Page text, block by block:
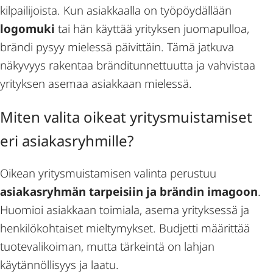
kilpailijoista. Kun asiakkaalla on työpöydällään
logomuki tai hän käyttää yrityksen juomapulloa,
brändi pysyy mielessä päivittäin. Tämä jatkuva
näkyvyys rakentaa bränditunnettuutta ja vahvistaa
yrityksen asemaa asiakkaan mielessä.
Miten valita oikeat yritysmuistamiset
eri asiakasryhmille?
Oikean yritysmuistamisen valinta perustuu
asiakasryhmän tarpeisiin ja brändin imagoon.
Huomioi asiakkaan toimiala, asema yrityksessä ja
henkilökohtaiset mieltymykset. Budjetti määrittää
tuotevalikoiman, mutta tärkeintä on lahjan
käytännöllisyys ja laatu.